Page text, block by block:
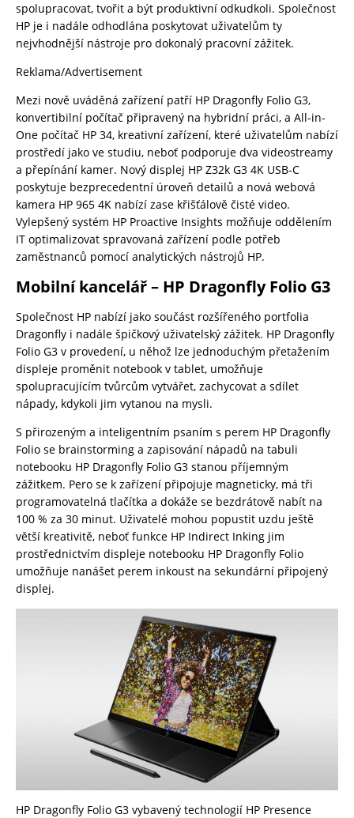
spolupracovat, tvořit a být produktivní odkudkoli. Společnost
HP je i nadále odhodlána poskytovat uživatelům ty
nejvhodnější nástroje pro dokonalý pracovní zážitek.
Reklama/Advertisement
Mezi nově uváděná zařízení patří HP Dragonfly Folio G3,
konvertibilní počítač připravený na hybridní práci, a All-in-
One počítač HP 34, kreativní zařízení, které uživatelům nabízí
prostředí jako ve studiu, neboť podporuje dva videostreamy
a přepínání kamer. Nový displej HP Z32k G3 4K USB-C
poskytuje bezprecedentní úroveň detailů a nová webová
kamera HP 965 4K nabízí zase křišťálově čisté video.
Vylepšený systém HP Proactive Insights možňuje oddělením
IT optimalizovat spravovaná zařízení podle potřeb
zaměstnanců pomocí analytických nástrojů HP.
Mobilní kancelář – HP Dragonfly Folio G3
Společnost HP nabízí jako součást rozšířeného portfolia
Dragonfly i nadále špičkový uživatelský zážitek. HP Dragonfly
Folio G3 v provedení, u něhož lze jednoduchým přetažením
displeje proměnit notebook v tablet, umožňuje
spolupracujícím tvůrcům vytvářet, zachycovat a sdílet
nápady, kdykoli jim vytanou na mysli.
S přirozeným a inteligentním psaním s perem HP Dragonfly
Folio se brainstorming a zapisování nápadů na tabuli
notebooku HP Dragonfly Folio G3 stanou příjemným
zážitkem. Pero se k zařízení připojuje magneticky, má tři
programovatelná tlačítka a dokáže se bezdrátově nabít na
100 % za 30 minut. Uživatelé mohou popustit uzdu ještě
větší kreativitě, neboť funkce HP Indirect Inking jim
prostřednictvím displeje notebooku HP Dragonfly Folio
umožňuje nanášet perem inkoust na sekundární připojený
displej.
HP Dragonfly Folio G3 vybavený technologií HP Presence